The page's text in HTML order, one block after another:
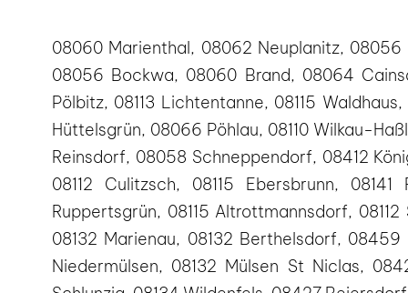
08060 Marienthal, 08062 Neuplanitz,
08056 Bockwa, 08060 Brand, 08064
Pölbitz, 08113 Lichtentanne, 08115
Hüttelsgrün, 08066 Pöhlau, 08110 Wilkau-
Reinsdorf, 08058 Schneppendorf, 08412
08112 Culitzsch, 08115 Ebersbrunn,
Ruppertsgrün, 08115 Altrottmannsdorf,
08132 Marienau, 08132 Berthelsdorf,
Niedermülsen, 08132 Mülsen St Niclas,